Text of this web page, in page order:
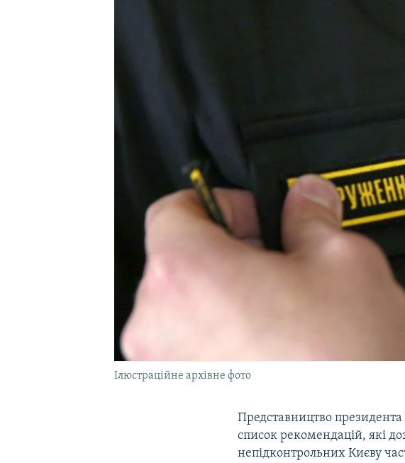
Ілюстраційне архівне фото
Представництво президента
список рекомендацій, які
непідконтрольних Києву